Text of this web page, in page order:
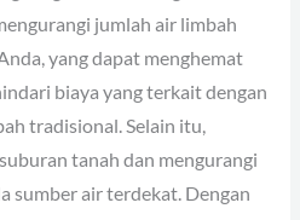
jumlah air limbah
yang dapat menghemat
biaya yang terkait dengan
tradisional. Selain itu,
tanah dan mengurangi
sumber air terdekat. Dengan